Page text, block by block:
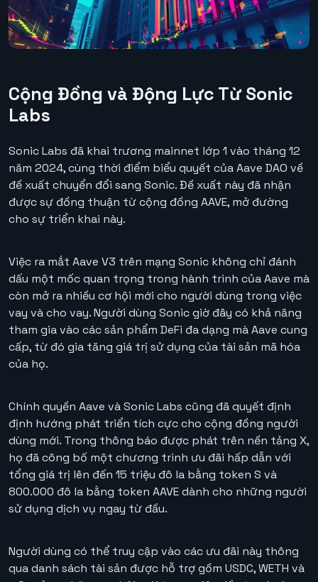
Cộng Đồng và Động Lực Từ Sonic
Labs
Sonic Labs đã khai trương mainnet lớp 1 vào tháng 12
năm 2024, cùng thời điểm biểu quyết của Aave DAO về
đề xuất chuyển đổi sang Sonic. Đề xuất này đã nhận
được sự đồng thuận từ cộng đồng AAVE, mở đường
cho sự triển khai này.
Việc ra mắt Aave V3 trên mạng Sonic không chỉ đánh
dấu một mốc quan trọng trong hành trình của Aave mà
còn mở ra nhiều cơ hội mới cho người dùng trong việc
vay và cho vay. Người dùng Sonic giờ đây có khả năng
tham gia vào các sản phẩm DeFi đa dạng mà Aave cung
cấp, từ đó gia tăng giá trị sử dụng của tài sản mã hóa
của họ.
Chính quyền Aave và Sonic Labs cũng đã quyết định
định hướng phát triển tích cực cho cộng đồng người
dùng mới. Trong thông báo được phát trên nền tảng X,
họ đã công bố một chương trình ưu đãi hấp dẫn với
tổng giá trị lên đến 15 triệu đô la bằng token S và
800.000 đô la bằng token AAVE dành cho những người
sử dụng dịch vụ ngay từ đầu.
Người dùng có thể truy cập vào các ưu đãi này thông
qua danh sách tài sản được hỗ trợ gồm USDC, WETH và